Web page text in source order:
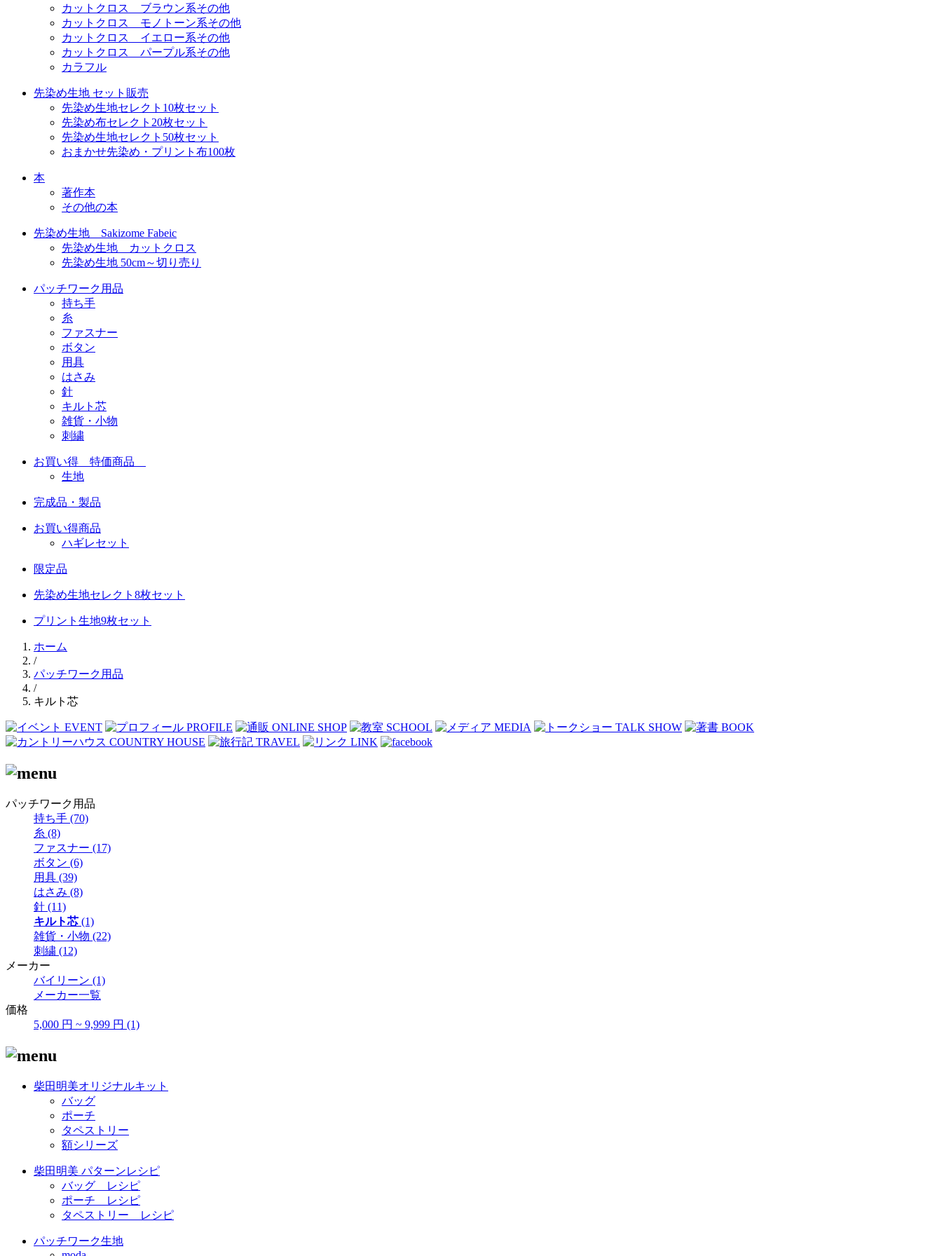
カットクロス ブラウン系その他
カットクロス モノトーン系その他
カットクロス イエロー系その他
カットクロス パープル系その他
カラフル
先染め生地 セット販売
先染め生地セレクト10枚セット
先染め布セレクト20枚セット
先染め生地セレクト50枚セット
おまかせ先染め・プリント布100枚
本
著作本
その他の本
先染め生地 Sakizome Fabeic
先染め生地 カットクロス
先染め生地 50cm～切り売り
パッチワーク用品
持ち手
糸
ファスナー
ボタン
用具
はさみ
針
キルト芯
雑貨・小物
刺繍
お買い得 特価商品
生地
完成品・製品
お買い得商品
ハギレセット
限定品
先染め生地セレクト8枚セット
プリント生地9枚セット
ホーム
/
パッチワーク用品
/
キルト芯
パッチワーク用品
持ち手 (70)
糸 (8)
ファスナー (17)
ボタン (6)
用具 (39)
はさみ (8)
針 (11)
キルト芯 (1)
雑貨・小物 (22)
刺繍 (12)
メーカー
バイリーン (1)
メーカー一覧
価格
5,000 円 ~ 9,999 円 (1)
柴田明美オリジナルキット
バッグ
ポーチ
タペストリー
額シリーズ
柴田明美 パターンレシピ
バッグ レシピ
ポーチ レシピ
タペストリー レシピ
パッチワーク生地